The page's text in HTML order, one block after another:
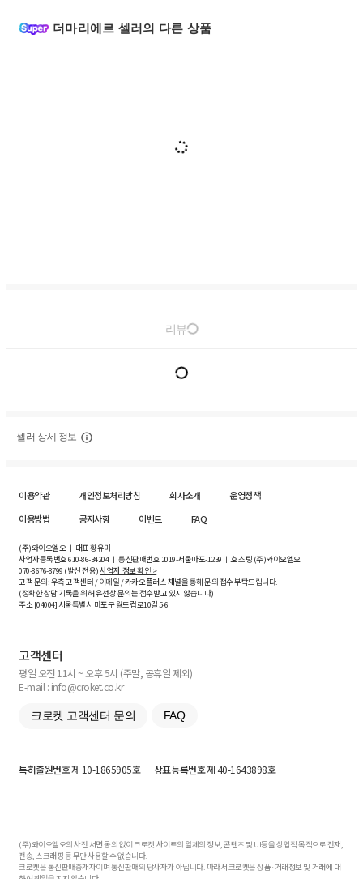
더마리에르 셀러의 다른 상품
리뷰
셀러 상세 정보
이용약관 개인정보처리방침 회사소개
운영정책
이용방법
공지사항 이벤트 FAQ
(주)와이오엘오 ㅣ 대표 황유미
사업자등록번호610-86-34204ㅣ 통신판매번호 2019-서울마포-1239 ㅣ 호스팅 (주)와이오엘오
070-8676-8799 (발신 전용)사업자 정보 확인 >
고객 문의: 우측 고객센터 / 이메일 / 카카오플러스 채널을 통해 문의 접수 부탁드립니다.
(정확한 상담 기록을 위해 유선상 문의는 접수받고 있지 않습니다)
주소 [04004] 서울특별시 마포구 월드컵로10길5-6
고객센터
평일 오전 11시 ~ 오후 5시 (주말, 공휴일 제외)
E-mail : info@croket.co.kr
크로켓 고객센터 문의 FAQ
특허출원번호제 10-1865905호 상표등록번호제 40-1643898호
(주)와이오엘오의 사전 서면 동의 없이 크로켓 사이트의 일체의 정보, 콘텐츠 및 UI등을 상업적 목적으로 전재,
전송, 스크래핑 등 무단 사용할 수 없습니다.
크로켓은 통신판매중개자이며 통신판매의 당사자가 아닙니다. 따라서 크로켓은 상품·거래정보 및 거래에 대